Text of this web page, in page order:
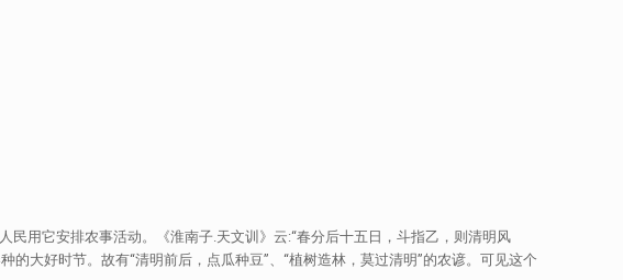
用它安排农事活动。《淮南子.天文训》云:“春分后十五日，斗指乙，则清明风
大好时节。故有“清明前后，点瓜种豆”、“植树造林，莫过清明”的农谚。可见这个